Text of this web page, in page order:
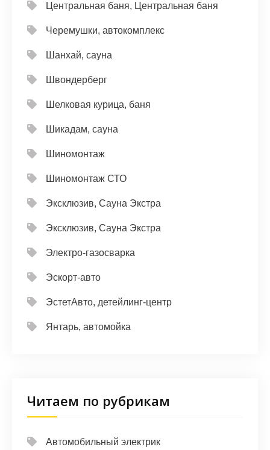
Центральная баня, Центральная баня
Черемушки, автокомплекс
Шанхай, сауна
Швондерберг
Шелковая курица, баня
Шикадам, сауна
Шиномонтаж
Шиномонтаж СТО
Эксклюзив, Сауна Экстра
Эксклюзив, Сауна Экстра
Электро-газосварка
Эскорт-авто
ЭстетАвто, детейлинг-центр
Янтарь, автомойка
Читаем по рубрикам
Автомобильный электрик